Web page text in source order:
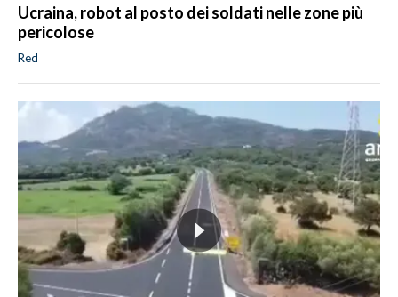
Ucraina, robot al posto dei soldati nelle zone più
pericolose
Red